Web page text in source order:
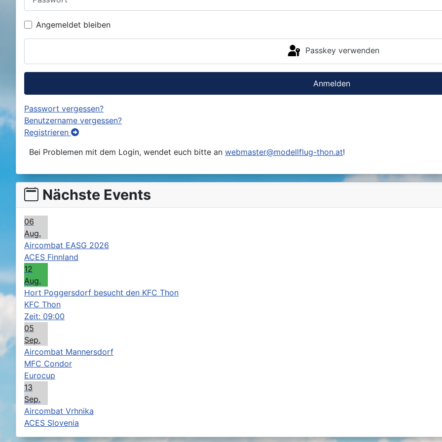
Nächste Events
06
Aug.
Aircombat EASG 2026
ACES Finnland
12
Aug.
Hort Poggersdorf besucht den KFC Thon
KFC Thon
Zeit: 09:00
05
Sep.
Aircombat Mannersdorf
MFC Condor
Eurocup
13
Sep.
Aircombat Vrhnika
ACES Slovenia
Angemeldet bleiben
Passkey verwenden
Anmelden
Passwort vergessen?
Benutzername vergessen?
Registrieren
Bei Problemen mit dem Login, wendet euch bitte an webmaster@modellflug-thon.at!